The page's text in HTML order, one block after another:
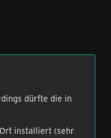
dürfte die in
installiert (sehr